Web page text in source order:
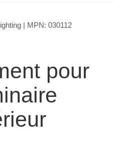
| MPN: 030112
pour